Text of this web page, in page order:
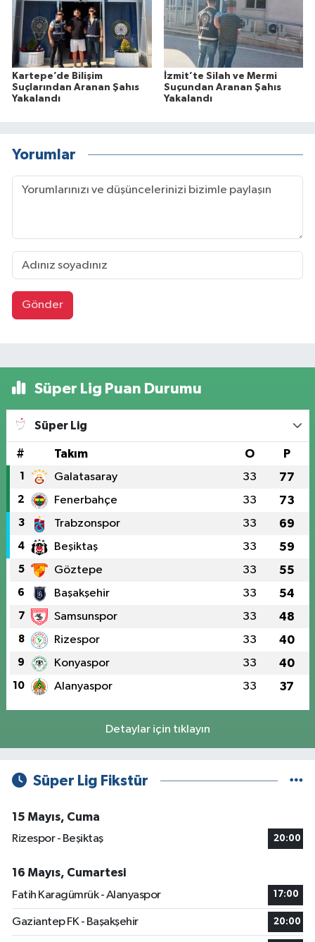
Kartepe’de Bilişim
Suçlarından Aranan Şahıs
Yakalandı
İzmit’te Silah ve Mermi
Suçundan Aranan Şahıs
Yakalandı
Yorumlar
Gönder
Süper Lig Puan Durumu
Süper Lig
# Takım O P
1 Galatasaray 33 77
2 Fenerbahçe 33 73
3 Trabzonspor 33 69
4 Beşiktaş 33 59
5 Göztepe 33 55
6 Başakşehir 33 54
7 Samsunspor 33 48
8 Rizespor 33 40
9 Konyaspor 33 40
10 Alanyaspor 33 37
Detaylar için tıklayın
Süper Lig Fikstür
15 Mayıs, Cuma
Rizespor - Beşiktaş
20:00
16 Mayıs, Cumartesi
Fatih Karagümrük - Alanyaspor
17:00
Gaziantep FK - Başakşehir 20:00